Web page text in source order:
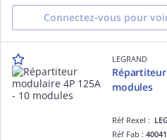
Connectez-vous pour
LEGRAND
modules
Réf Rexel :
Réf Fab :